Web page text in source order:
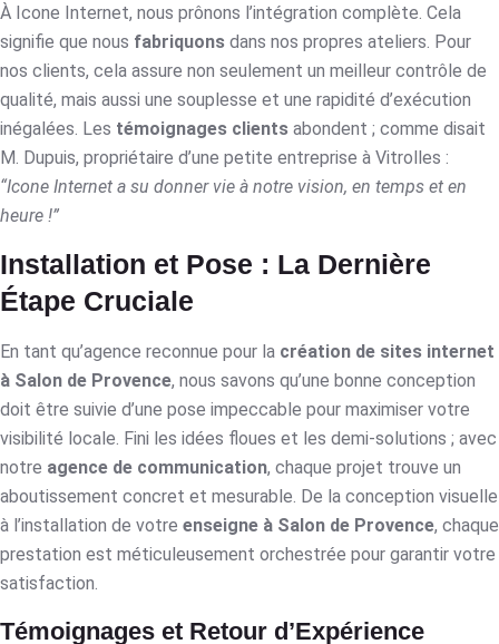
À Icone Internet, nous prônons l’intégration complète. Cela
signifie que nous fabriquons dans nos propres ateliers. Pour
nos clients, cela assure non seulement un meilleur contrôle de
qualité, mais aussi une souplesse et une rapidité d’exécution
inégalées. Les témoignages clients abondent ; comme disait
M. Dupuis, propriétaire d’une petite entreprise à Vitrolles :
“Icone Internet a su donner vie à notre vision, en temps et en
heure !”
Installation et Pose : La Dernière
Étape Cruciale
En tant qu’agence reconnue pour la création de sites internet
à Salon de Provence, nous savons qu’une bonne conception
doit être suivie d’une pose impeccable pour maximiser votre
visibilité locale. Fini les idées floues et les demi-solutions ; avec
notre agence de communication, chaque projet trouve un
aboutissement concret et mesurable. De la conception visuelle
à l’installation de votre enseigne à Salon de Provence, chaque
prestation est méticuleusement orchestrée pour garantir votre
satisfaction.
Témoignages et Retour d’Expérience